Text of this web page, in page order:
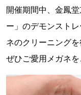
開催期間中、金鳳
ー」のデモンスト
ネのクリーニングを
ぜひご愛用メガネ